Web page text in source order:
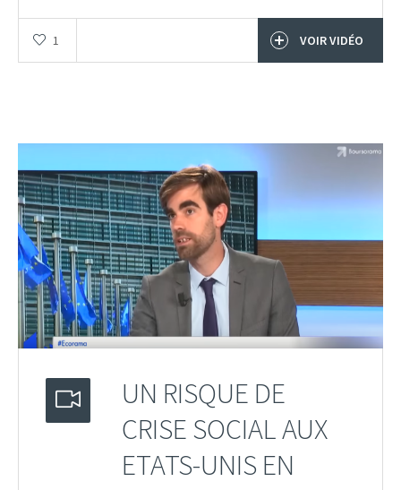
1 VOIR VIDÉO
UN RISQUE DE
CRISE SOCIAL AUX
ETATS-UNIS EN